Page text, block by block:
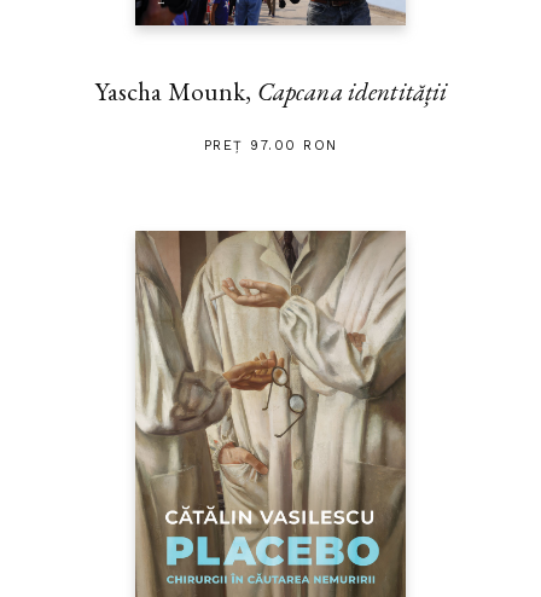
Yascha Mounk, Capcana identității
PREȚ 97.00 RON